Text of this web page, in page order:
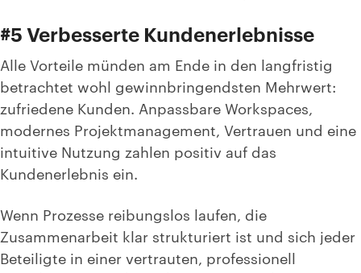
#5 Verbesserte Kundenerlebnisse
Alle Vorteile münden am Ende in den langfristig
betrachtet wohl gewinnbringendsten Mehrwert:
zufriedene Kunden. Anpassbare Workspaces,
modernes Projektmanagement, Vertrauen und eine
intuitive Nutzung zahlen positiv auf das
Kundenerlebnis ein.
Wenn Prozesse reibungslos laufen, die
Zusammenarbeit klar strukturiert ist und sich jeder
Beteiligte in einer vertrauten, professionell